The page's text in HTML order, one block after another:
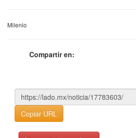
Milenio
Compartir en:
Copiar URL